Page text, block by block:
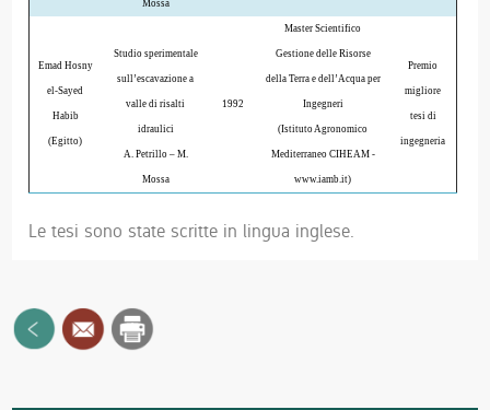
Mossa
Emad Hosny
el-Sayed
Habib
(Egitto)
Studio sperimentale
sull’escavazione a
valle di risalti
idraulici
A. Petrillo – M.
Mossa
1992
Master Scientifico
Gestione delle Risorse
della Terra e dell’Acqua per
Ingegneri
(Istituto Agronomico
Mediterraneo CIHEAM -
www.iamb.it)
Premio
migliore
tesi di
ingegneria
Le tesi sono state scritte in lingua inglese.